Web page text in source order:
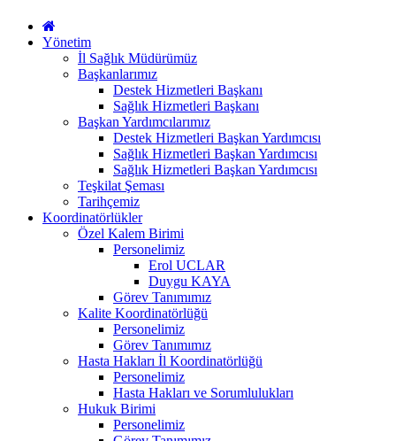
Yönetim
İl Sağlık Müdürümüz
Başkanlarımız
Destek Hizmetleri Başkanı
Sağlık Hizmetleri Başkanı
Başkan Yardımcılarımız
Destek Hizmetleri Başkan Yardımcısı
Sağlık Hizmetleri Başkan Yardımcısı
Sağlık Hizmetleri Başkan Yardımcısı
Teşkilat Şeması
Tarihçemiz
Koordinatörlükler
Özel Kalem Birimi
Personelimiz
Erol UCLAR
Duygu KAYA
Görev Tanımımız
Kalite Koordinatörlüğü
Personelimiz
Görev Tanımımız
Hasta Hakları İl Koordinatörlüğü
Personelimiz
Hasta Hakları ve Sorumlulukları
Hukuk Birimi
Personelimiz